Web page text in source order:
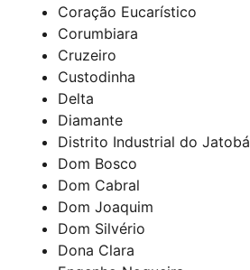
Coração Eucarístico
Corumbiara
Cruzeiro
Custodinha
Delta
Diamante
Distrito Industrial do Jatobá
Dom Bosco
Dom Cabral
Dom Joaquim
Dom Silvério
Dona Clara